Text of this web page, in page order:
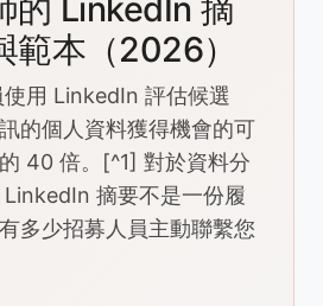
的 LinkedIn 摘
範本（2026）
用 LinkedIn 評估候選
的個人資料獲得機會的可
40 倍。[^1] 對於資料分
摘要不是一份履
多少招募人員主動聯繫您